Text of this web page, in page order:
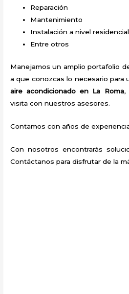
Reparación
Mantenimiento
Instalación a nivel
Entre otros
Manejamos un amplio portafolio
a que conozcas lo necesario para
aire acondicionado en La Roma,
visita con nuestros asesores.
Contamos con años de
Con nosotros encontrarás
Contáctanos para disfrutar de la